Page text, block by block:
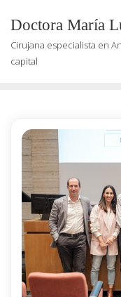
contenido
Doctora María
Cirujana especialista en
capital